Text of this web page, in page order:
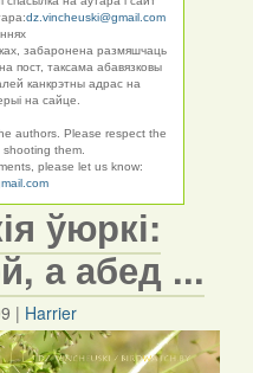
dz.vincheuski@gmail.com
забаронена размяшчаць
пост, таксама абавязковы
канкрэтны адрас на
на сайце.
authors. Please respect the
them.
please let us know:
ўюркі:
а абед ...
| Harrier